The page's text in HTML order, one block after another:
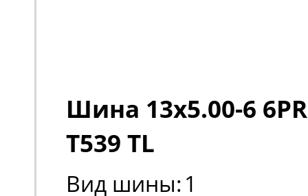
Шина 13x5.00-6
T539 TL
Вид шины: 1